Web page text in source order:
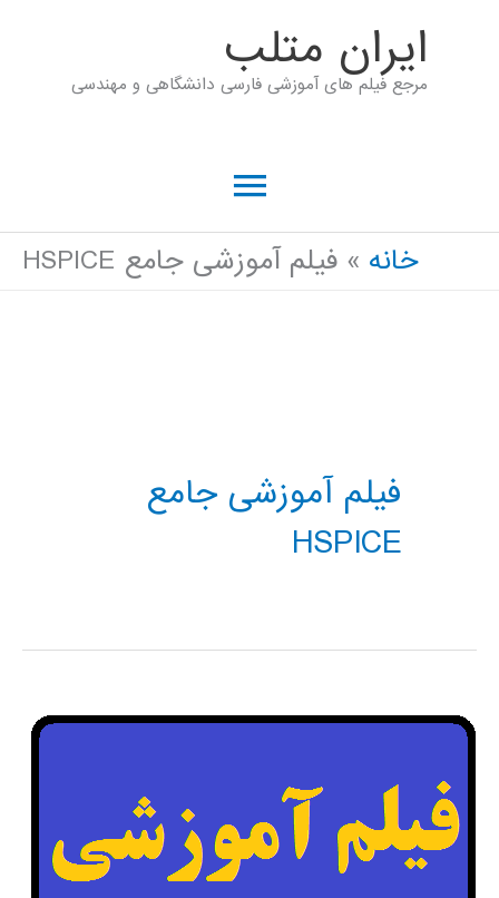
ايران متلب
مرجع فیلم های آموزشی فارسی دانشگاهی و مهندسی
فهرست
اصلی
خانه فیلم آموزشی جامع HSPICE
فیلم آموزشی جامع
HSPICE